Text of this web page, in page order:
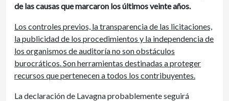
de las causas que marcaron los últimos veinte años.
Los controles previos, la transparencia de las licitaciones,
la publicidad de los procedimientos y la independencia de
los organismos de auditoría no son obstáculos
burocráticos. Son herramientas destinadas a proteger
recursos que pertenecen a todos los contribuyentes.
La declaración de Lavagna probablemente seguirá